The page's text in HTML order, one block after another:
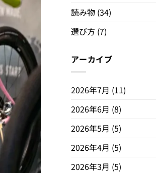
読み物 (34)
選び方 (7)
アーカイブ
2026年7月 (11)
2026年6月 (8)
2026年5月 (5)
2026年4月 (5)
2026年3月 (5)